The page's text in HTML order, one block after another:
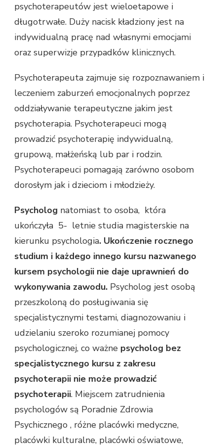
psychoterapeutów jest wieloetapowe i
długotrwałe. Duży nacisk kładziony jest na
indywidualną pracę nad własnymi emocjami
oraz superwizje przypadków klinicznych.
Psychoterapeuta zajmuje się rozpoznawaniem i
leczeniem zaburzeń emocjonalnych poprzez
oddziaływanie terapeutyczne jakim jest
psychoterapia. Psychoterapeuci mogą
prowadzić psychoterapię indywidualną,
grupową, małżeńską lub par i rodzin.
Psychoterapeuci pomagają zarówno osobom
dorosłym jak i dzieciom i młodzieży.
Psycholog natomiast to osoba, która
ukończyła 5- letnie studia magisterskie na
kierunku psychologia. Ukończenie rocznego
studium i każdego innego kursu nazwanego
kursem psychologii nie daje uprawnień do
wykonywania zawodu. Psycholog jest osobą
przeszkoloną do posługiwania się
specjalistycznymi testami, diagnozowaniu i
udzielaniu szeroko rozumianej pomocy
psychologicznej, co ważne psycholog bez
specjalistycznego kursu z zakresu
psychoterapii nie może prowadzić
psychoterapii. Miejscem zatrudnienia
psychologów są Poradnie Zdrowia
Psychicznego , różne placówki medyczne,
placówki kulturalne, placówki oświatowe,